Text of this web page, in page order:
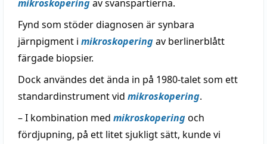
mikroskoperingav svanspartierna.
Fynd som stöder diagnosen är synbara
järnpigment i mikroskoperingav berlinerblått
färgade biopsier.
Dock användes det ända in på 1980-talet som ett
standardinstrument vid mikroskopering.
– I kombination med mikroskoperingoch
fördjupning, på ett litet sjukligt sätt, kunde vi